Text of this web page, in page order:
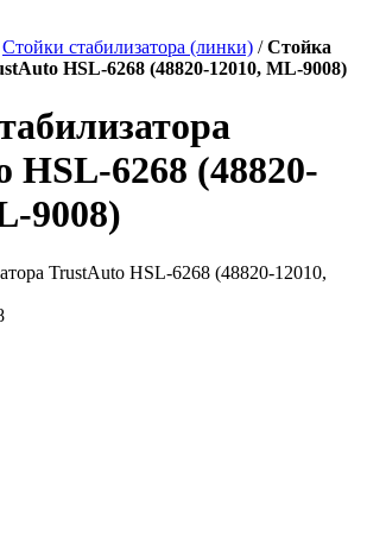
Стойки стабилизатора (линки) /Стойка
HSL-6268 (48820-12010, ML-9008)
HSL-6268 (48820-
9008)